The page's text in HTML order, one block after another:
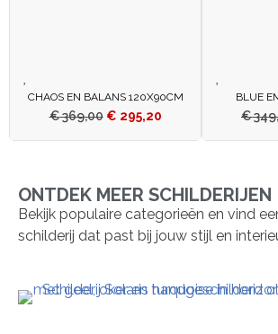
CHAOS EN BALANS 120X90CM
€369,00 € 295,20
BLUE
€
ONTDEK MEER SCHILDERIJEN
Bekijk populaire categorieën en vind
schilderij dat past bij jouw stijl en